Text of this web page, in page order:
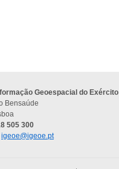
Geoespacial do Exército
Bensaúde
505 300
igeoe@igeoe.pt